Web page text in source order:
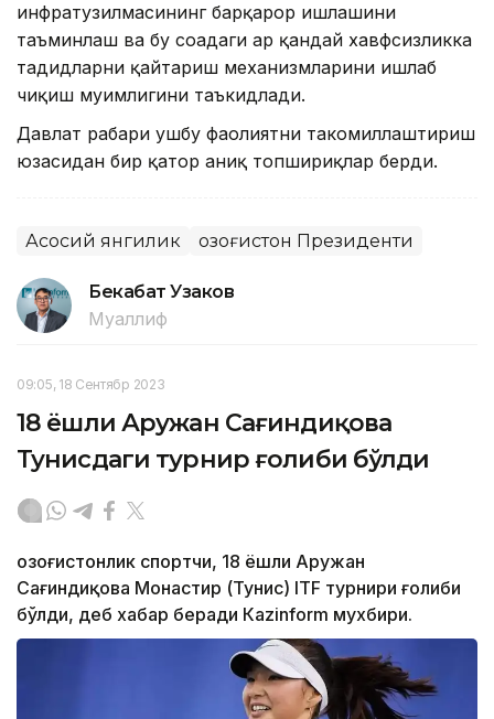
инфратузилмасининг барқарор ишлашини
таъминлаш ва бу соҳадаги ҳар қандай хавфсизликка
таҳдидларни қайтариш механизмларини ишлаб
чиқиш муҳимлигини таъкидлади.
Давлат раҳбари ушбу фаолиятни такомиллаштириш
юзасидан бир қатор аниқ топшириқлар берди.
Асосий янгилик Қозоғистон Президенти
Бекабат Узаков
Муаллиф
09:05, 18 Сентябр 2023
18 ёшли Аружан Сағиндиқова
Тунисдаги турнир ғолиби бўлди
Қозоғистонлик спортчи, 18 ёшли Аружан
Сағиндиқова Монастир (Тунис) ITF турнири ғолиби
бўлди, деб хабар беради Каzinform мухбири.